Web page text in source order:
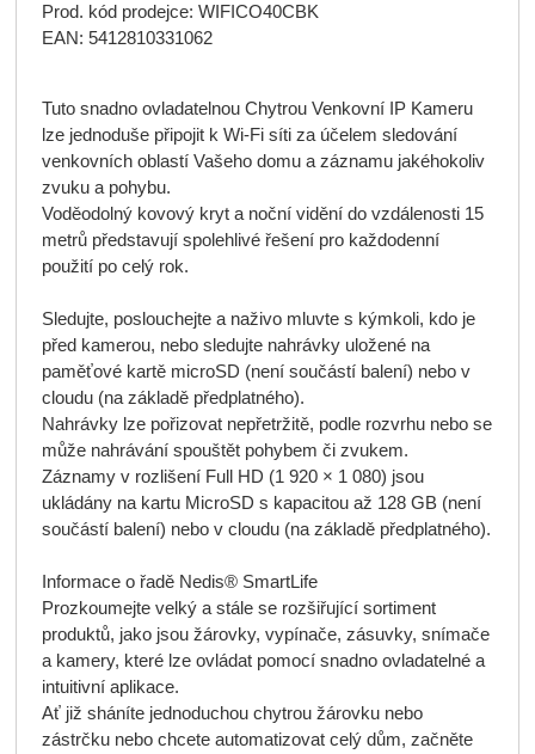
Prod. kód prodejce: WIFICO40CBK
EAN: 5412810331062
Tuto snadno ovladatelnou Chytrou Venkovní IP Kameru
lze jednoduše připojit k Wi-Fi síti za účelem sledování
venkovních oblastí Vašeho domu a záznamu jakéhokoliv
zvuku a pohybu.
Voděodolný kovový kryt a noční vidění do vzdálenosti 15
metrů představují spolehlivé řešení pro každodenní
použití po celý rok.
Sledujte, poslouchejte a naživo mluvte s kýmkoli, kdo je
před kamerou, nebo sledujte nahrávky uložené na
paměťové kartě microSD (není součástí balení) nebo v
cloudu (na základě předplatného).
Nahrávky lze pořizovat nepřetržitě, podle rozvrhu nebo se
může nahrávání spouštět pohybem či zvukem.
Záznamy v rozlišení Full HD (1 920 × 1 080) jsou
ukládány na kartu MicroSD s kapacitou až 128 GB (není
součástí balení) nebo v cloudu (na základě předplatného).
Informace o řadě Nedis® SmartLife
Prozkoumejte velký a stále se rozšiřující sortiment
produktů, jako jsou žárovky, vypínače, zásuvky, snímače
a kamery, které lze ovládat pomocí snadno ovladatelné a
intuitivní aplikace.
Ať již sháníte jednoduchou chytrou žárovku nebo
zástrčku nebo chcete automatizovat celý dům, začněte